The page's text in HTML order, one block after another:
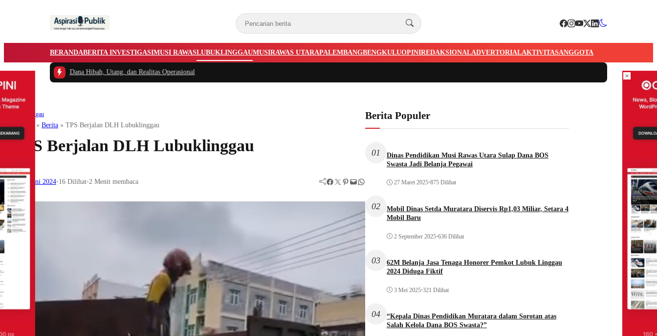
BERANDABERITA INVESTIGASIMUSI RAWASLUBUKLINGGAUMUSIRAWAS UTARAPALEMBANGBENGKULUOPINIREDAKSIONALADVERTORIALAKTIVITASANGGOTA
Dana Hibah, Utang, dan Realitas Operasional
Lubuklinggau
Beranda » Berita » TPS Berjalan DLH Lubuklinggau
TPS Berjalan DLH Lubuklinggau
10 Juni 2024•16 Dilihat•2 Menit membaca Facebook Twitter Pinterest Mail WhatsApp
Berita Populer
01
Dinas Pendidikan Musi Rawas Utara Sulap Dana BOS
Swasta Jadi Belanja Pegawai
27 Maret 2025•875 Dilihat
02
Mobil Dinas Setda Muratara Diservis Rp1,03 Miliar, Setara 4
Mobil Baru
2 September 2025•636 Dilihat
03
62M Belanja Jasa Tenaga Honorer Pemkot Lubuk Linggau
2024 Diduga Fiktif
3 Mei 2025•321 Dilihat
04
“Kepala Dinas Pendidikan Muratara dalam Sorotan atas
Salah Kelola Dana BOS Swasta?”
×